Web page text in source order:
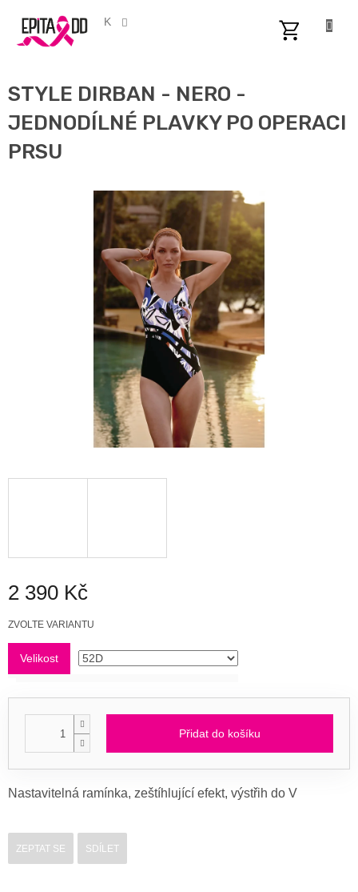
obsah
CZK
STYLE DIRBAN - NERO -
JEDNODÍLNÉ PLAVKY PO OPERACI
PRSU
2 390 Kč
Měrná
ZVOLTE VARIANTU
Velikost
Přidat do košíku
Nastavitelná ramínka, zeštíhlující efekt, výstřih do V
ZEPTAT SE SDÍLET